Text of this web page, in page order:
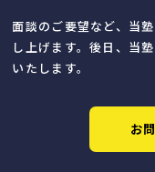
面談のご要望など、当
し上げます。後日、当
いたします。
お